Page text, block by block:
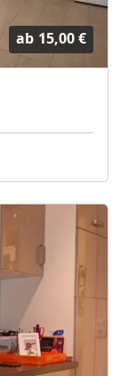
ab 15,00 €